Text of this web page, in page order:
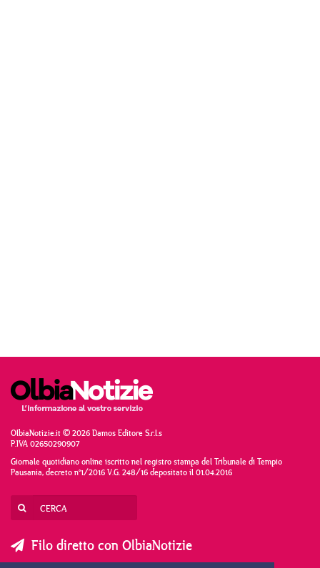
OlbiaNotizie.it © 2026 Damos Editore S.r.l.s
P.IVA 02650290907
Giornale quotidiano online iscritto nel registro stampa del Tribunale di Tempio
Pausania, decreto n°1/2016 V.G. 248/16 depositato il 01.04.2016
Filo diretto con OlbiaNotizie